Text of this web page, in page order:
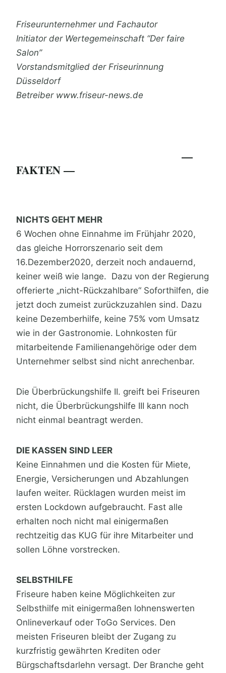
Friseurunternehmer und Fachautor
Initiator der Wertegemeinschaft “Der faire
Salon”
Vorstandsmitglied der Friseurinnung
Düsseldorf
Betreiber www.friseur-news.de
—
FAKTEN —
NICHTS GEHT MEHR
6 Wochen ohne Einnahme im Frühjahr 2020,
das gleiche Horrorszenario seit dem
16.Dezember2020, derzeit noch andauernd,
keiner weiß wie lange. Dazu von der Regierung
offerierte „nicht-Rückzahlbare“ Soforthilfen, die
jetzt doch zumeist zurückzuzahlen sind. Dazu
keine Dezemberhilfe, keine 75% vom Umsatz
wie in der Gastronomie. Lohnkosten für
mitarbeitende Familienangehörige oder dem
Unternehmer selbst sind nicht anrechenbar.
Die Überbrückungshilfe II. greift bei Friseuren
nicht, die Überbrückungshilfe III kann noch
nicht einmal beantragt werden.
DIE KASSEN SIND LEER
Keine Einnahmen und die Kosten für Miete,
Energie, Versicherungen und Abzahlungen
laufen weiter. Rücklagen wurden meist im
ersten Lockdown aufgebraucht. Fast alle
erhalten noch nicht mal einigermaßen
rechtzeitig das KUG für ihre Mitarbeiter und
sollen Löhne vorstrecken.
SELBSTHILFE
Friseure haben keine Möglichkeiten zur
Selbsthilfe mit einigermaßen lohnenswerten
Onlineverkauf oder ToGo Services. Den
meisten Friseuren bleibt der Zugang zu
kurzfristig gewährten Krediten oder
Bürgschaftsdarlehn versagt. Der Branche geht